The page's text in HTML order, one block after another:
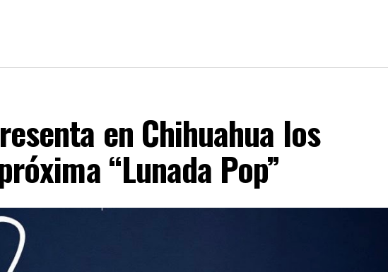
en Chihuahua los
“Lunada Pop”